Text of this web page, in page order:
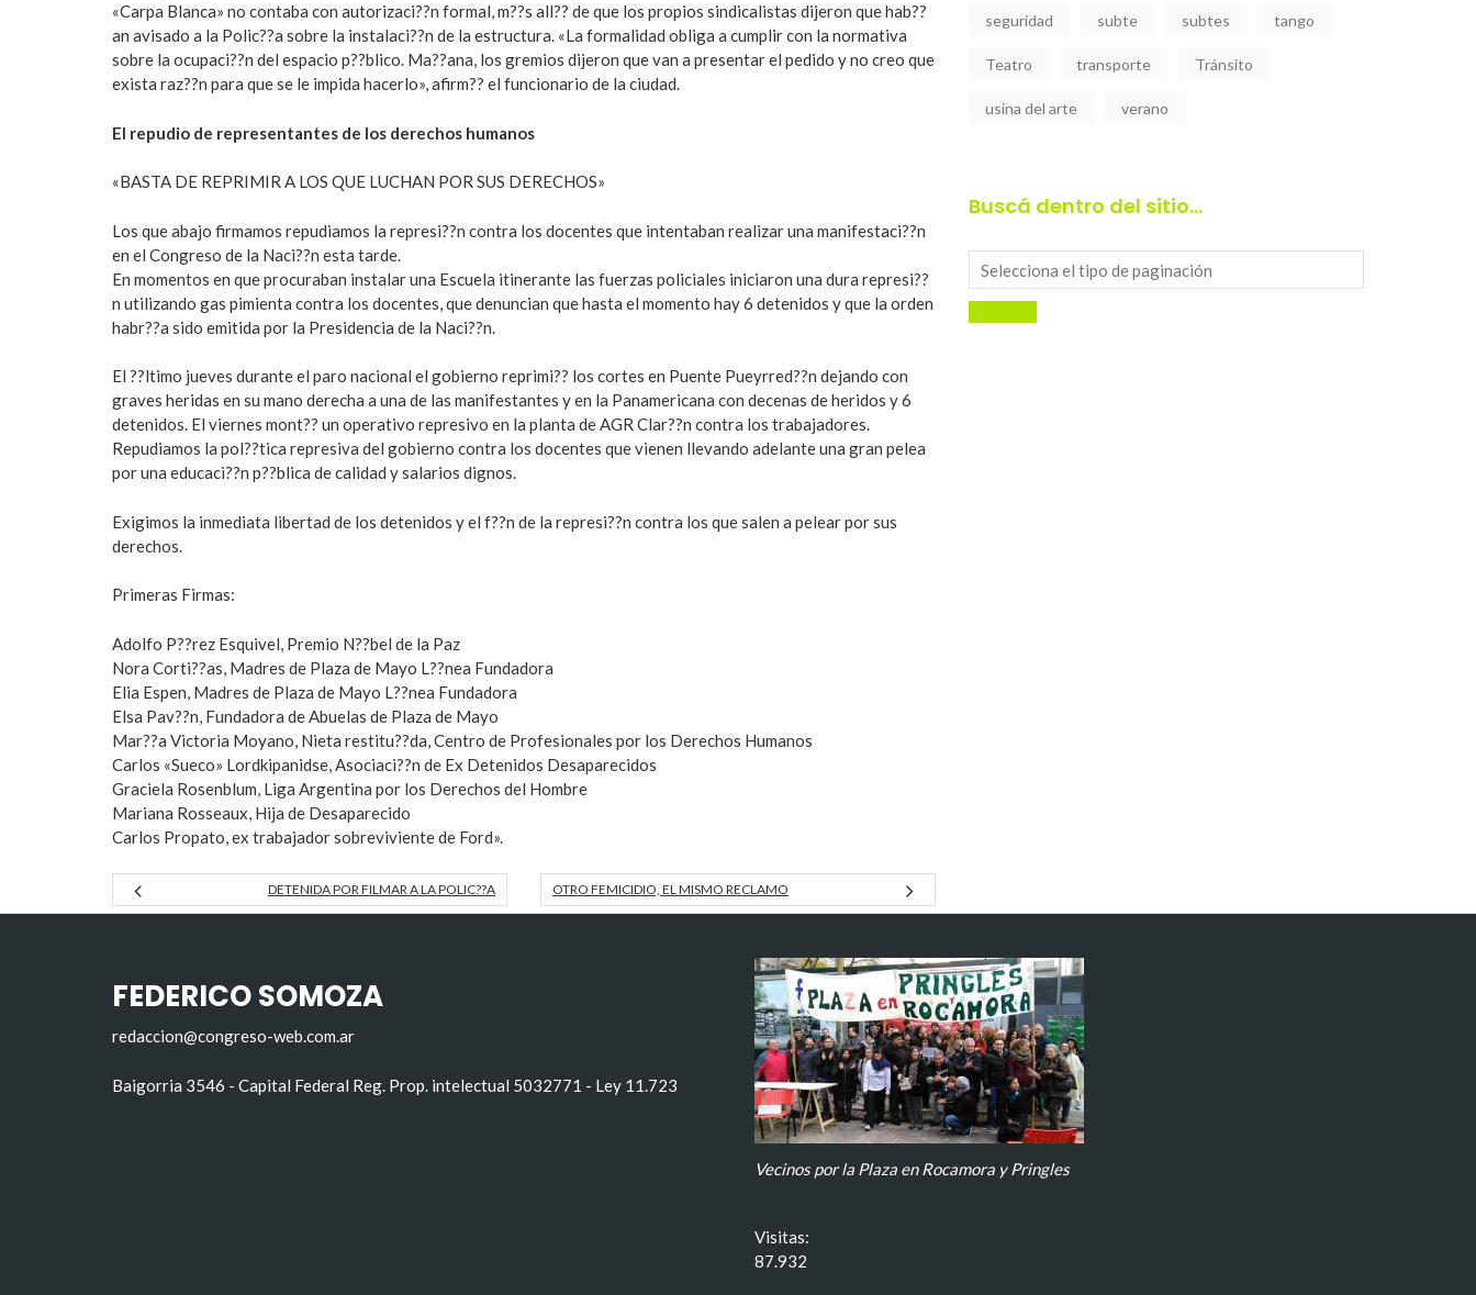
«Carpa Blanca» no contaba con autorizaci??n formal, m??s all?? de que los propios sindicalistas dijeron que hab??
an avisado a la Polic??a sobre la instalaci??n de la estructura. «La formalidad obliga a cumplir con la normativa
sobre la ocupaci??n del espacio p??blico. Ma??ana, los gremios dijeron que van a presentar el pedido y no creo que
exista raz??n para que se le impida hacerlo», afirm?? el funcionario de la ciudad.
El repudio de representantes de los derechos humanos
«BASTA DE REPRIMIR A LOS QUE LUCHAN POR SUS DERECHOS»
Los que abajo firmamos repudiamos la represi??n contra los docentes que intentaban realizar una manifestaci??n
en el Congreso de la Naci??n esta tarde.
En momentos en que procuraban instalar una Escuela itinerante las fuerzas policiales iniciaron una dura represi??
n utilizando gas pimienta contra los docentes, que denuncian que hasta el momento hay 6 detenidos y que la orden
habr??a sido emitida por la Presidencia de la Naci??n.
El ??ltimo jueves durante el paro nacional el gobierno reprimi?? los cortes en Puente Pueyrred??n dejando con
graves heridas en su mano derecha a una de las manifestantes y en la Panamericana con decenas de heridos y 6
detenidos. El viernes mont?? un operativo represivo en la planta de AGR Clar??n contra los trabajadores.
Repudiamos la pol??tica represiva del gobierno contra los docentes que vienen llevando adelante una gran pelea
por una educaci??n p??blica de calidad y salarios dignos.
Exigimos la inmediata libertad de los detenidos y el f??n de la represi??n contra los que salen a pelear por sus
derechos.
Primeras Firmas:
Adolfo P??rez Esquivel, Premio N??bel de la Paz
Nora Corti??as, Madres de Plaza de Mayo L??nea Fundadora
Elia Espen, Madres de Plaza de Mayo L??nea Fundadora
Elsa Pav??n, Fundadora de Abuelas de Plaza de Mayo
Mar??a Victoria Moyano, Nieta restitu??da, Centro de Profesionales por los Derechos Humanos
Carlos «Sueco» Lordkipanidse, Asociaci??n de Ex Detenidos Desaparecidos
Graciela Rosenblum, Liga Argentina por los Derechos del Hombre
Mariana Rosseaux, Hija de Desaparecido
Carlos Propato, ex trabajador sobreviviente de Ford».
DETENIDA POR FILMAR A LA POLIC??A OTRO FEMICIDIO, EL MISMO RECLAMO
seguridad subte subtes tango
Teatro transporte Tránsito
usina del arte verano
Buscá dentro del sitio…
FEDERICO SOMOZA
redaccion@congreso-web.com.ar
Baigorria 3546 - Capital Federal Reg. Prop. intelectual 5032771 - Ley 11.723
Vecinos por la Plaza en Rocamora y Pringles
Visitas:
87.932